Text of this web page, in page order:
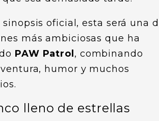
sinopsis oficial, esta será una
más ambiciosas que ha
PAW Patrol , combinando
humor y muchos
lleno de estrellas